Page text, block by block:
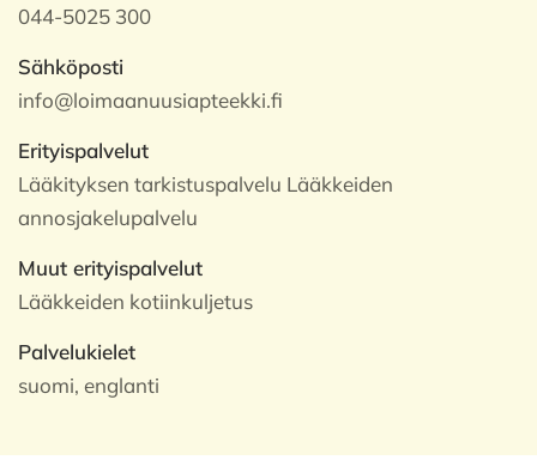
044-5025 300
Sähköposti
info@loimaanuusiapteekki.fi
Erityispalvelut
Lääkityksen tarkistuspalvelu Lääkkeiden
annosjakelupalvelu
Muut erityispalvelut
Lääkkeiden kotiinkuljetus
Palvelukielet
suomi, englanti